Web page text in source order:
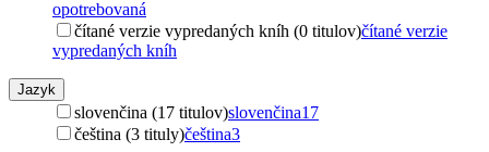
opotrebovaná
čítané verzie vypredaných kníh (0 titulov)čítané verzie
vypredaných kníh
Jazyk
slovenčina (17 titulov)slovenčina17
čeština (3 tituly)čeština3